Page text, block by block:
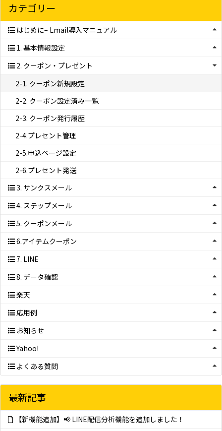
カテゴリー
はじめに– Lmail導入マニュアル
1. 基本情報設定
2. クーポン・プレゼント
2-1. クーポン新規設定
2-2. クーポン設定済み一覧
2-3. クーポン発行履歴
2-4.プレセント管理
2-5.申込ページ設定
2-6.プレセント発送
3. サンクスメール
4. ステップメール
5. クーポンメール
6.アイテムクーポン
7. LINE
8. データ確認
楽天
応用例
お知らせ
Yahoo!
よくある質問
最新記事
【新機能追加】📢 LINE配信分析機能を追加しました！